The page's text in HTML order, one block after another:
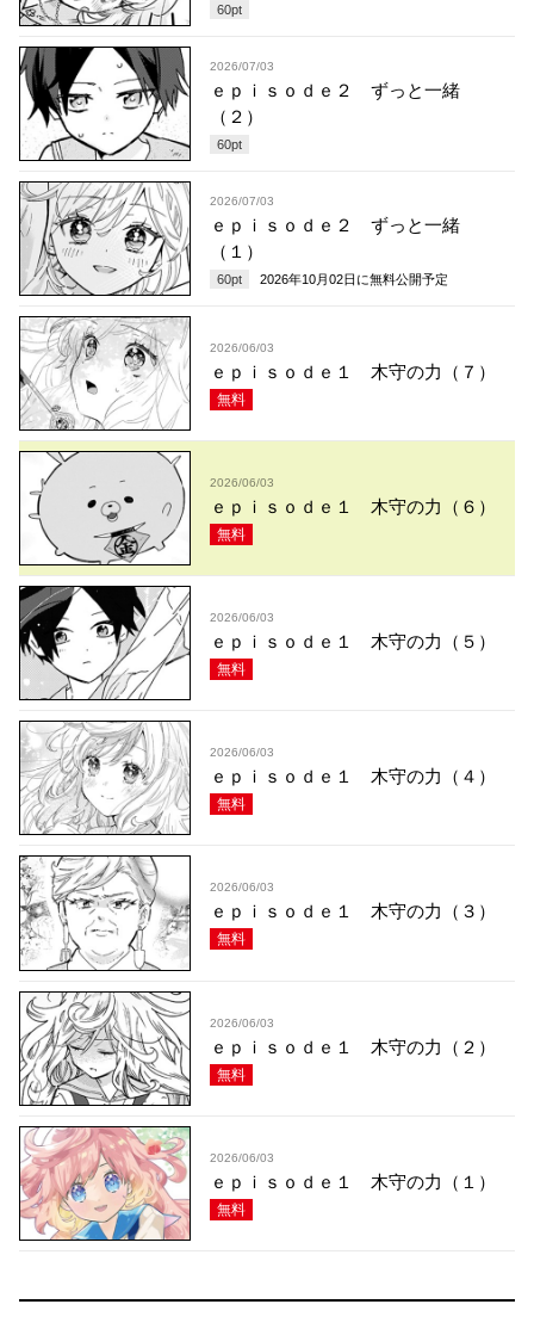
60pt
2026/07/03
ｅｐｉｓｏｄｅ２ ずっと一緒
（２）
60pt
2026/07/03
ｅｐｉｓｏｄｅ２ ずっと一緒
（１）
60pt 2026年10月02日 に無料公開予定
2026/06/03
ｅｐｉｓｏｄｅ１ 木守の力（７）
無料
2026/06/03
ｅｐｉｓｏｄｅ１ 木守の力（６）
無料
2026/06/03
ｅｐｉｓｏｄｅ１ 木守の力（５）
無料
2026/06/03
ｅｐｉｓｏｄｅ１ 木守の力（４）
無料
2026/06/03
ｅｐｉｓｏｄｅ１ 木守の力（３）
無料
2026/06/03
ｅｐｉｓｏｄｅ１ 木守の力（２）
無料
2026/06/03
ｅｐｉｓｏｄｅ１ 木守の力（１）
無料